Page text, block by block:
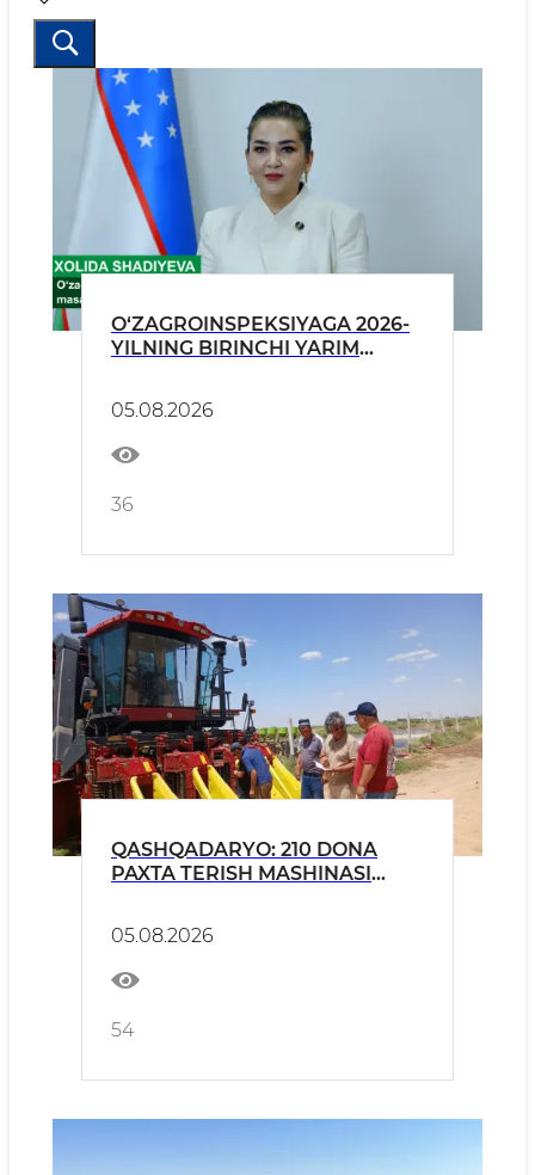
O‘ZAGROINSPEKSIYAGA 2026-
YILNING BIRINCHI YARIM
TUSHGAN MUROJAATLAR
TAHLILI YUZASIDAN BRIFING
05.08.2026
36
QASHQADARYO: 210 DONA
PAXTA TERISH MASHINASI
05.08.2026
54